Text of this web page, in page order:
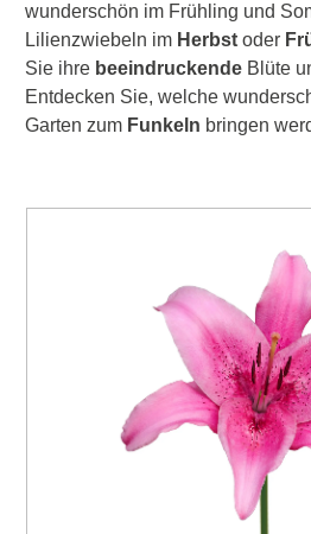
wunderschön im Frühling und
Lilienzwiebeln im Herbst oder
Sie ihre beeindruckende Blüte
Entdecken Sie, welche
Garten zum Funkeln bringen